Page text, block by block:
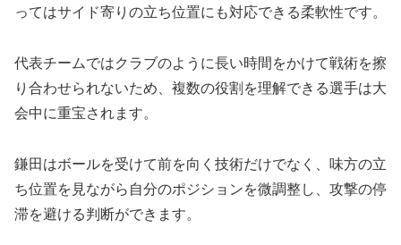
ってはサイド寄りの立ち位置にも対応できる柔軟性です。
代表チームではクラブのように長い時間をかけて戦術を擦
り合わせられないため、複数の役割を理解できる選手は大
会中に重宝されます。
鎌田はボールを受けて前を向く技術だけでなく、味方の立
ち位置を見ながら自分のポジションを微調整し、攻撃の停
滞を避ける判断ができます。